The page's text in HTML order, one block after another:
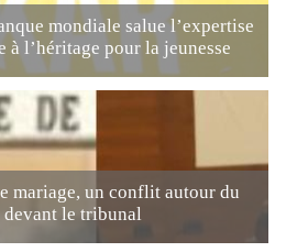
mondiale salue l’expertise
à l’héritage pour la jeunesse
mariage, un conflit autour du
le tribunal